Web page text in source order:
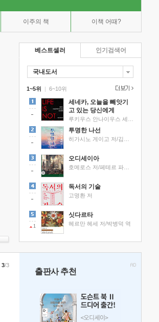
이주의 책 이책 어때?
베스트셀러
국내도서
1~5위 |
세네카, 오늘을 빼앗기
고 있는 당신에게
투명한 나선
오디세이아
독서의 기술
고명환 저
1
싯다르타
헤르만 헤세 저/박병덕 역
6~10위
인기검색어
3/3
출판사 추천